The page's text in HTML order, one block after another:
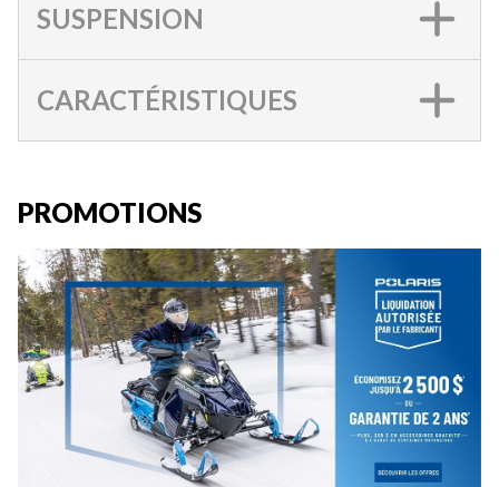
SUSPENSION
CARACTÉRISTIQUES
PROMOTIONS